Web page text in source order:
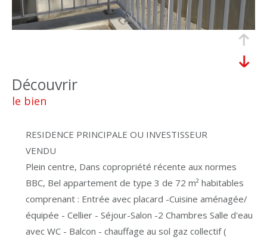
découvrir
le bien
RESIDENCE PRINCIPALE OU INVESTISSEUR
VENDU
Plein centre, Dans copropriété récente aux normes
BBC, Bel appartement de type 3 de 72 m² habitables
comprenant : Entrée avec placard -Cuisine aménagée/
équipée - Cellier - Séjour-Salon -2 Chambres Salle d'eau
avec WC - Balcon - chauffage au sol gaz collectif (